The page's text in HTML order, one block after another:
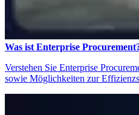
Was ist Enterprise
Verstehen Sie Enterprise
sowie Möglichkeiten zur